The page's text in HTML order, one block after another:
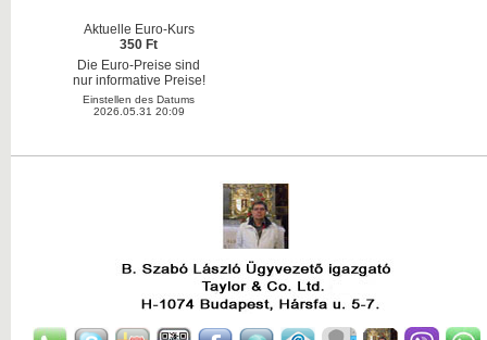
Aktuelle Euro-Kurs
350 Ft
Die Euro-Preise sind
nur informative Preise!
Einstellen des Datums
2026.05.31 20:09